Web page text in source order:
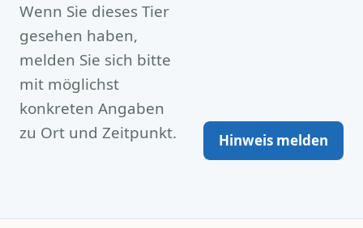
Wenn Sie dieses Tier
gesehen haben,
melden Sie sich bitte
mit möglichst
konkreten Angaben
zu Ort und Zeitpunkt.
Hinweis melden